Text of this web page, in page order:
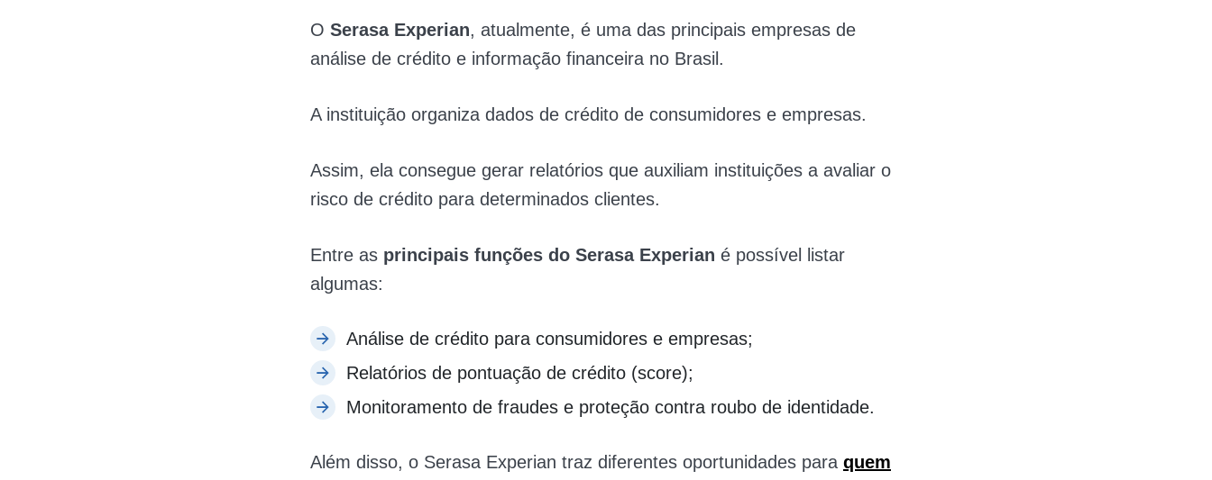
O Serasa Experian, atualmente, é uma das principais empresas de
análise de crédito e informação financeira no Brasil.
A instituição organiza dados de crédito de consumidores e empresas.
Assim, ela consegue gerar relatórios que auxiliam instituições a avaliar o
risco de crédito para determinados clientes.
Entre as principais funções do Serasa Experian é possível listar
algumas:
Análise de crédito para consumidores e empresas;
Relatórios de pontuação de crédito (score);
Monitoramento de fraudes e proteção contra roubo de identidade.
Além disso, o Serasa Experian traz diferentes oportunidades para quem